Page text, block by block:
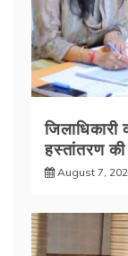
हस्तांतरण
August 7,